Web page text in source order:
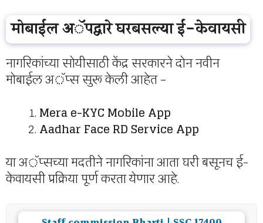
मोबाईल अॅपद्वारे घरबसल्या ई-केवायसी
नागरिकांच्या सोयीसाठी केंद्र सरकारने दोन नवीन
मोबाईल अॅप्स सुरू केली आहेत –
Mera e-KYC Mobile App
Aadhar Face RD Service App
या अॅप्सच्या मदतीने नागरिकांना आता घरी बसूनच ई-
केवायसी प्रक्रिया पूर्ण करता येणार आहे.